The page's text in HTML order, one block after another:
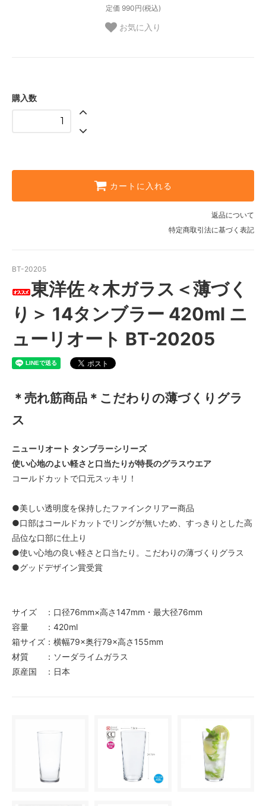
定価 990円(税込)
お気に入り
購入数
カートに入れる
返品について
特定商取引法に基づく表記
BT-20205
東洋佐々木ガラス＜薄づく
り＞ 14タンブラー 420ml ニ
ューリオート BT-20205
＊売れ筋商品＊こだわりの薄づくりグラ
ス
ニューリオート タンブラーシリーズ
使い心地のよい軽さと口当たりが特長のグラスウエア
コールドカットで口元スッキリ！
●美しい透明度を保持したファインクリアー商品
●口部はコールドカットでリングが無いため、すっきりとした高
品位な口部に仕上り
●使い心地の良い軽さと口当たり。こだわりの薄づくりグラス
●グッドデザイン賞受賞
サイズ ：口径76mm×高さ147mm・最大径76mm
容量 ：420ml
箱サイズ：横幅79×奥行79×高さ155mm
材質 ：ソーダライムガラス
原産国 ：日本